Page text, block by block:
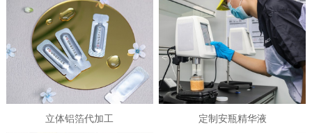
立体铝箔代加工 定制安瓶精华液